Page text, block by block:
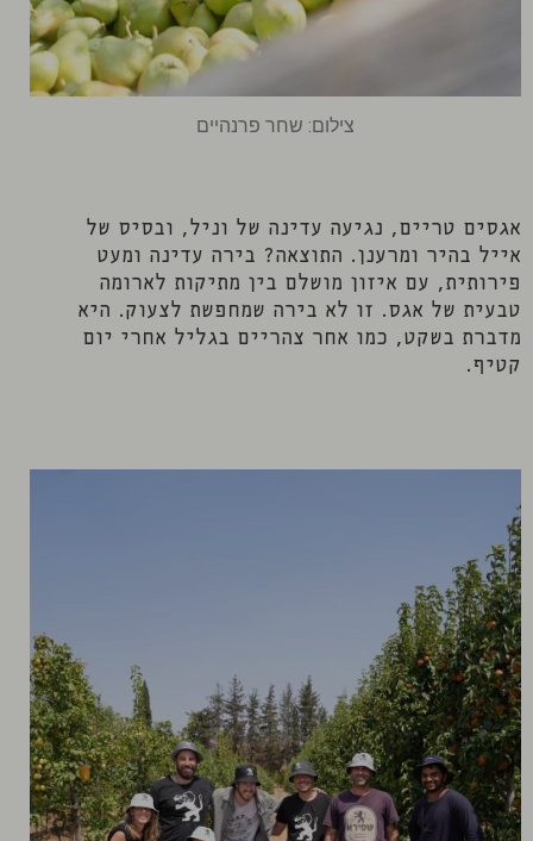
צילום: שחר פרנהיים
אגסים טריים, נגיעה עדינה של וניל, ובסיס של
אייל בהיר ומרענן. התוצאה? בירה עדינה ומעט
פירותית, עם איזון מושלם בין מתיקות לארומה
טבעית של אגס. זו לא בירה שמחפשת לצעוק. היא
מדברת בשקט, כמו אחר צהריים בגליל אחרי יום
קטיף.